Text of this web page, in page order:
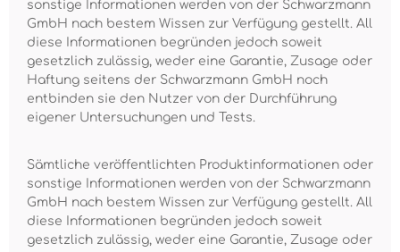
sonstige Informationen werden von der Schwarzmann
GmbH nach bestem Wissen zur Verfügung gestellt. All
diese Informationen begründen jedoch soweit
gesetzlich zulässig, weder eine Garantie, Zusage oder
Haftung seitens der Schwarzmann GmbH noch
entbinden sie den Nutzer von der Durchführung
eigener Untersuchungen und Tests.
Sämtliche veröffentlichten Produktinformationen oder
sonstige Informationen werden von der Schwarzmann
GmbH nach bestem Wissen zur Verfügung gestellt. All
diese Informationen begründen jedoch soweit
gesetzlich zulässig, weder eine Garantie, Zusage oder